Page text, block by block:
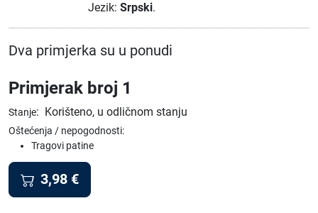
Jezik: Srpski.
Dva primjerka su u ponudi
Primjerak broj 1
Stanje: Korišteno, u odličnom stanju
Oštećenja / nepogodnosti:
Tragovi patine
3,98 €